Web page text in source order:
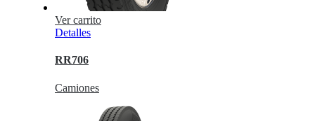
Ver carrito
Detalles
RR706
Camiones